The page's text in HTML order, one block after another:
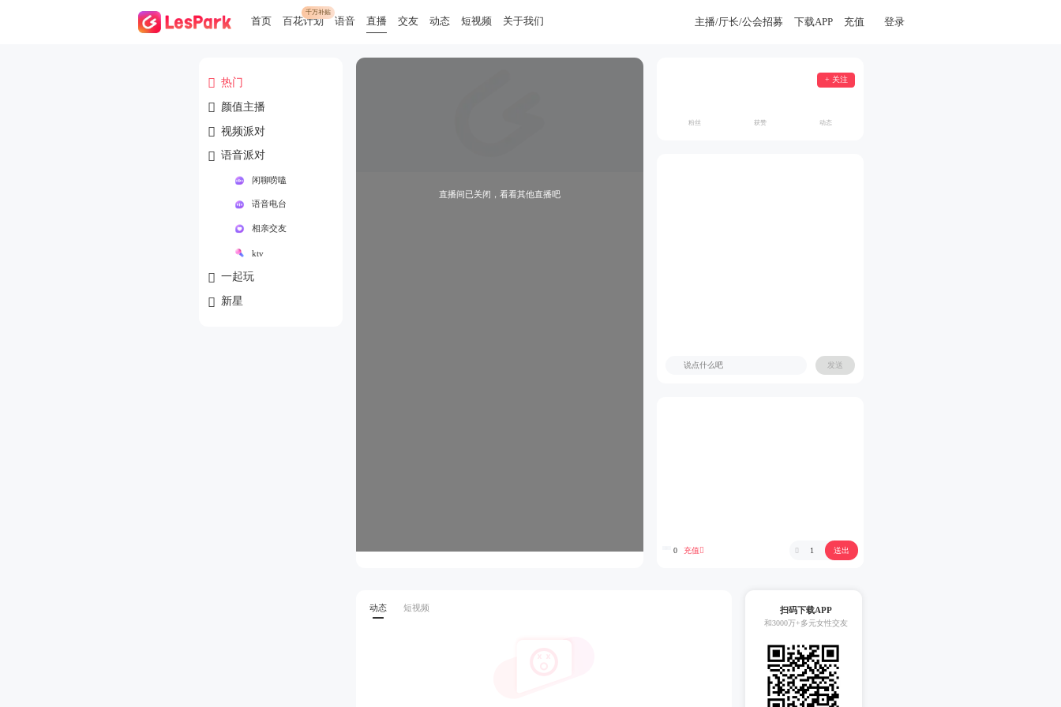
首页
千万补贴
百花计划 语音 直播 交友 动态 短视频 关于我们 主播/厅长/公会招募 下载APP 充值 登录
 热门
 颜值主播
 视频派对
 语音派对
闲聊唠嗑
语音电台
相亲交友
ktv
 一起玩
 新星
直播间已关闭，看看其他直播吧
+ 关注
粉丝 获赞 动态
发送
0 充值  1 送出
动态 短视频 扫码下载APP
和3000万+多元女性交友